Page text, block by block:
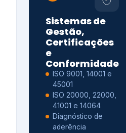
Sistemas de
Gestão,
Certificações
e
Conformidade
ISO 9001, 14001 e
45001
ISO 20000, 22000,
41001 e 14064
Diagnóstico de
aderência